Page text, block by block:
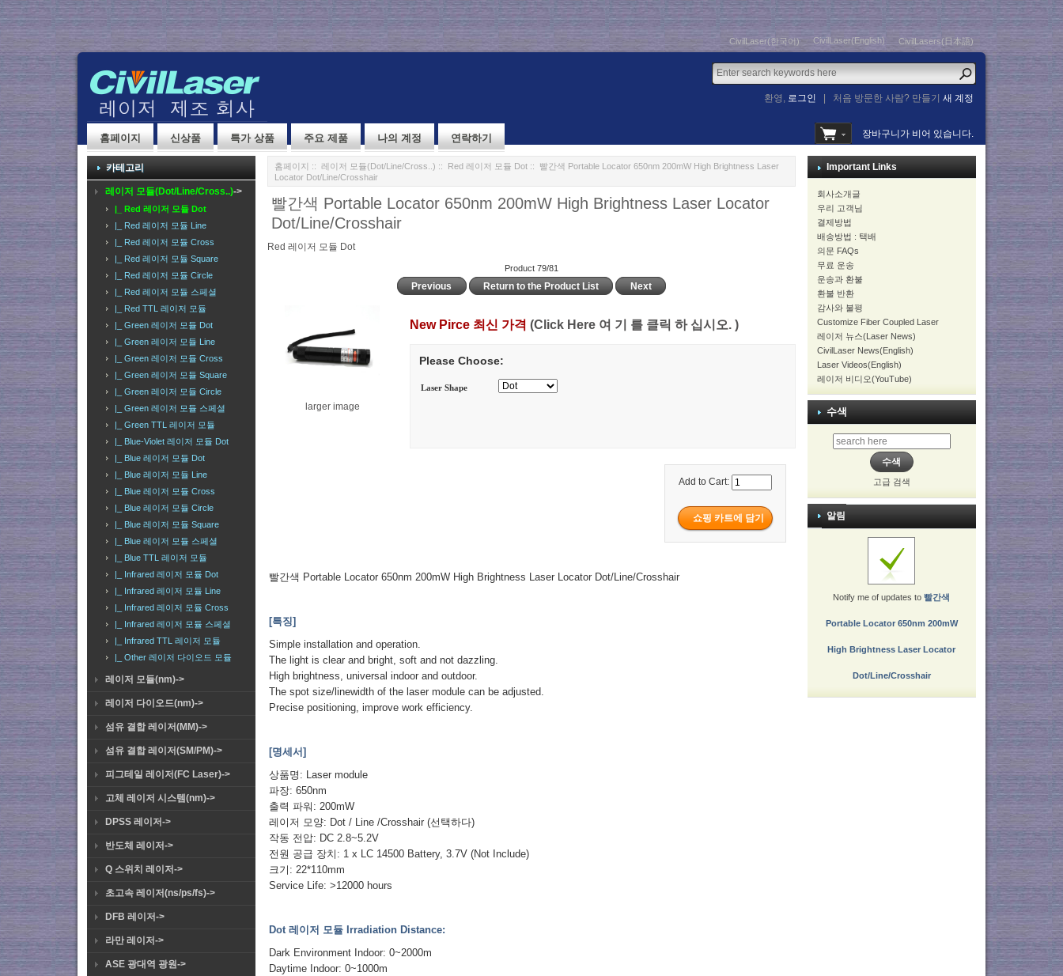
CivilLaser(한국어) CivilLaser(English) CivilLasers(日本語)
환영, 로그인 처음 방문한 사람? 만들기새 계정
홈페이지 신상품 특가 상품 주요 제품 나의 계정 연락하기 장바구니가 비어 있습니다.
카테고리
레이저 모듈(Dot/Line/Cross..)->
|_ Red 레이저 모듈 Dot
|_ Red 레이저 모듈 Line
|_ Red 레이저 모듈 Cross
|_ Red 레이저 모듈 Square
|_ Red 레이저 모듈 Circle
|_ Red 레이저 모듈 스페셜
|_ Red TTL 레이저 모듈
|_ Green 레이저 모듈 Dot
|_ Green 레이저 모듈 Line
|_ Green 레이저 모듈 Cross
|_ Green 레이저 모듈 Square
|_ Green 레이저 모듈 Circle
|_ Green 레이저 모듈 스페셜
|_ Green TTL 레이저 모듈
|_ Blue-Violet 레이저 모듈 Dot
|_ Blue 레이저 모듈 Dot
|_ Blue 레이저 모듈 Line
|_ Blue 레이저 모듈 Cross
|_ Blue 레이저 모듈 Circle
|_ Blue 레이저 모듈 Square
|_ Blue 레이저 모듈 스페셜
|_ Blue TTL 레이저 모듈
|_ Infrared 레이저 모듈 Dot
|_ Infrared 레이저 모듈 Line
|_ Infrared 레이저 모듈 Cross
|_ Infrared 레이저 모듈 스페셜
|_ Infrared TTL 레이저 모듈
|_ Other 레이저 다이오드 모듈
레이저 모듈(nm)->
레이저 다이오드(nm)->
섬유 결합 레이저(MM)->
섬유 결합 레이저(SM/PM)->
피그테일 레이저(FC Laser)->
고체 레이저 시스템(nm)->
DPSS 레이저->
반도체 레이저->
Q 스위치 레이저->
초고속 레이저(ns/ps/fs)->
DFB 레이저->
라만 레이저->
ASE 광대역 광원->
홈페이지 :: 레이저 모듈(Dot/Line/Cross..) :: Red 레이저 모듈 Dot:: 빨간색 Portable Locator 650nm 200mW High Brightness Laser
Locator Dot/Line/Crosshair
빨간색 Portable Locator 650nm 200mW High Brightness Laser Locator
Dot/Line/Crosshair
Red 레이저 모듈 Dot
Product 79/81
Previous Return to the Product List Next
larger image
New Pirce 최신 가격 (Click Here 여 기 를 클릭 하 십시오. )
Please Choose:
Laser Shape
Add to Cart:
빨간색 Portable Locator 650nm 200mW High Brightness Laser Locator Dot/Line/Crosshair
[특징]
Simple installation and operation.
The light is clear and bright, soft and not dazzling.
High brightness, universal indoor and outdoor.
The spot size/linewidth of the laser module can be adjusted.
Precise positioning, improve work efficiency.
[명세서]
상품명: Laser module
파장: 650nm
출력 파워: 200mW
레이저 모양: Dot / Line /Crosshair (선택하다)
작동 전압: DC 2.8~5.2V
전원 공급 장치: 1 x LC 14500 Battery, 3.7V (Not Include)
크기: 22*110mm
Service Life: >12000 hours
Dot 레이저 모듈 Irradiation Distance:
Dark Environment Indoor: 0~2000m
Daytime Indoor: 0~1000m
Important Links
회사소개글
우리 고객님
결제방법
배송방법 : 택배
의문 FAQs
무료 운송
운송과 환불
환불 반환
감사와 불평
Customize Fiber Coupled Laser
레이저 뉴스(Laser News)
CivilLaser News(English)
Laser Videos(English)
레이저 비디오(YouTube)
수색
고급 검색
알림
Notify me of updates to빨간색
Portable Locator 650nm 200mW
High Brightness Laser Locator
Dot/Line/Crosshair